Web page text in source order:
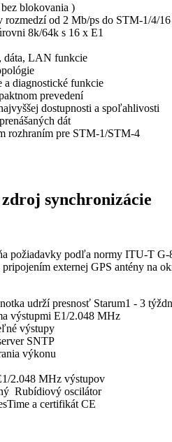
blokovania )
rozmedzí od 2 Mb/ps do STM-1/4/16
8k/64k s 16 x E1
dáta, LAN funkcie
a diagnostické funkcie
prevedení
dostupnosti a spoľahlivosti
dát
rozhraním pre STM-1/STM-4
synchronizácie
požiadavky podľa normy ITU-T
externej GPS antény na
udrží presnosť Starum1 - 3
výstupmi E1/2.048 MHz
výstupy
SNTP
výkonu
2.048 MHz výstupov
Rubídiový oscilátor
a certifikát CE